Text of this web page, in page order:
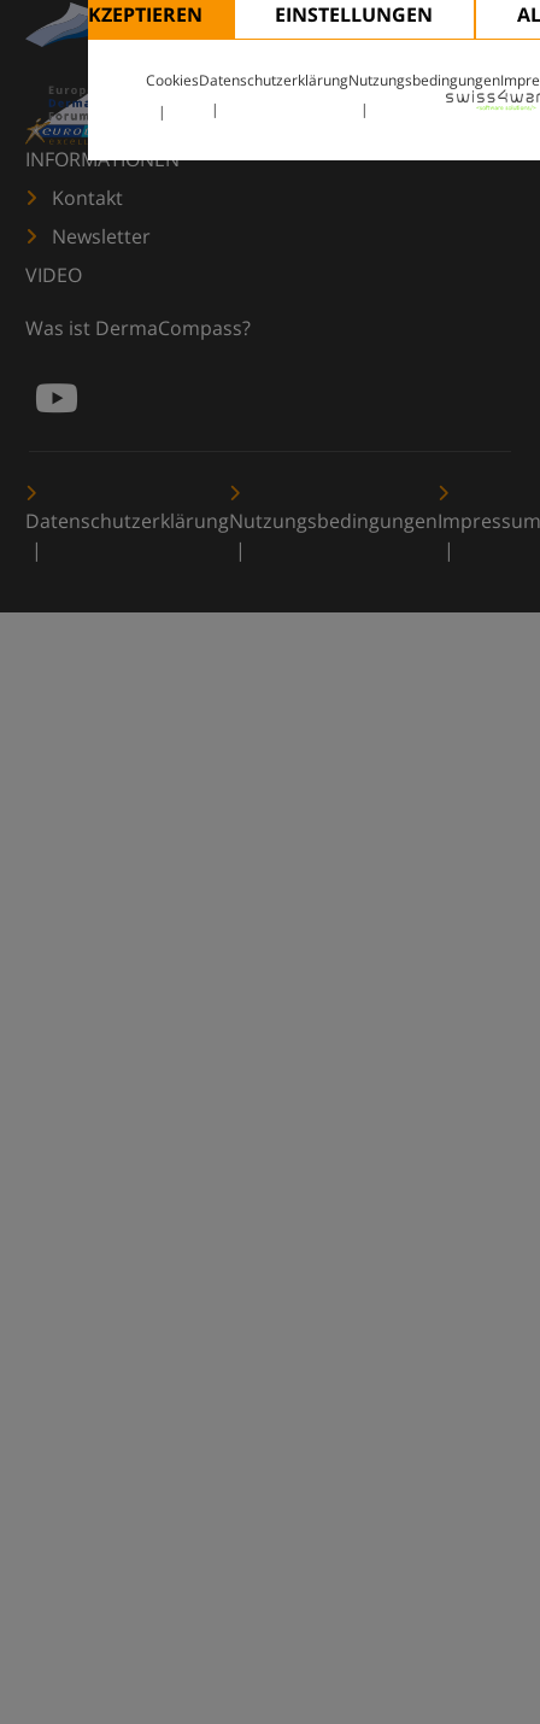
ALLE AKZEPTIEREN
EINSTELLUNGEN
CookiesDatenschutzerklärungNutzungsbedingungen
INFORMATIONEN
Kontakt
Newsletter
VIDEO
Was ist DermaCompass?
DatenschutzerklärungNutzungsbedingungenImpressum